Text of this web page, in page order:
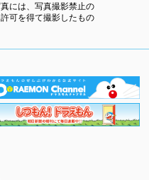
には、写真撮影禁止の
可を得て撮影したもの